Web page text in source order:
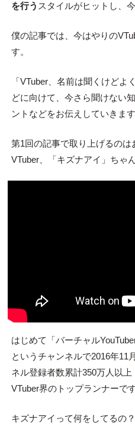
を行う スタイルがヒットし、
僕の記事では、今はやりの
す。
「VTuber、名前は聞くけど
どに向けて、今さら聞けない
ントなどをお伝えしていきます
第1回の記事で取り上げるの
VTuber、「キズナアイ」ちゃ
はじめて「バーチャル
というチャンネルで2016年11
ネル登録者数累計350万人以上
VTuber界のトップランナーです
キズナアイって何をしてる